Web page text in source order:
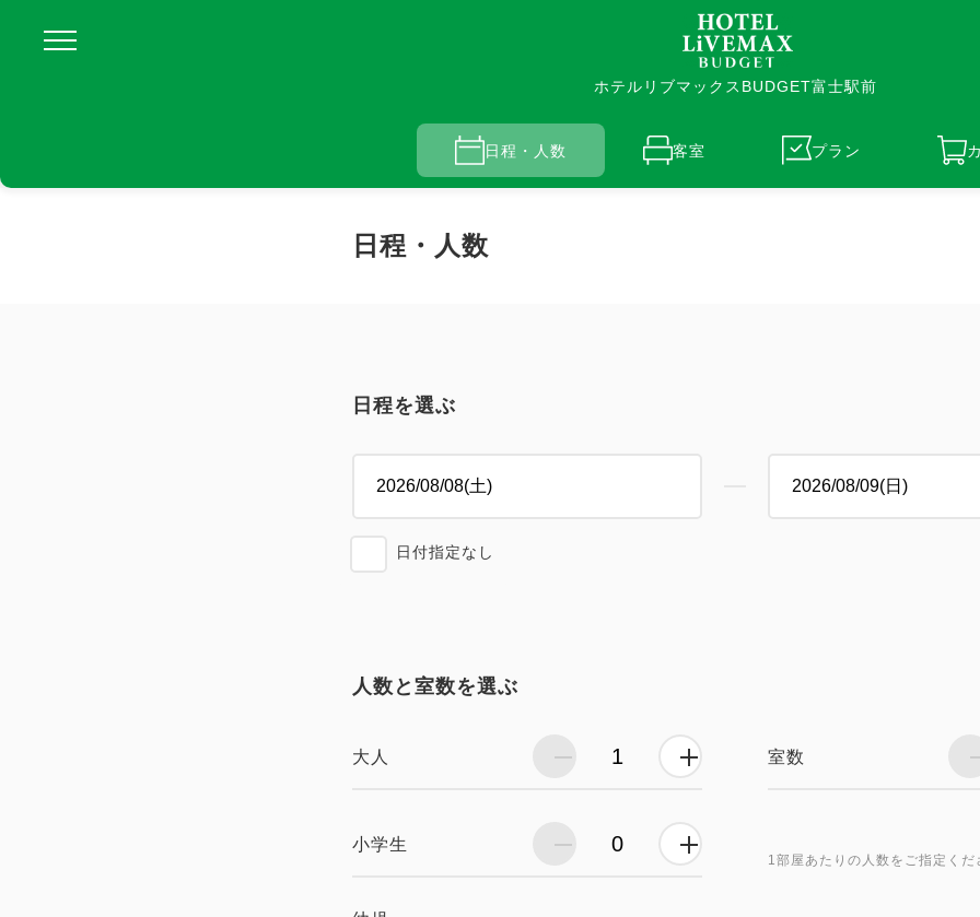
ホテルリブマックスBUDGET富士駅前
日程・人数 客室 プラン
日程・人数
日程を選ぶ
日付指定なし
人数と室数を選ぶ
大人
小学生
室数
1部屋あたりの人数をご指定くだ